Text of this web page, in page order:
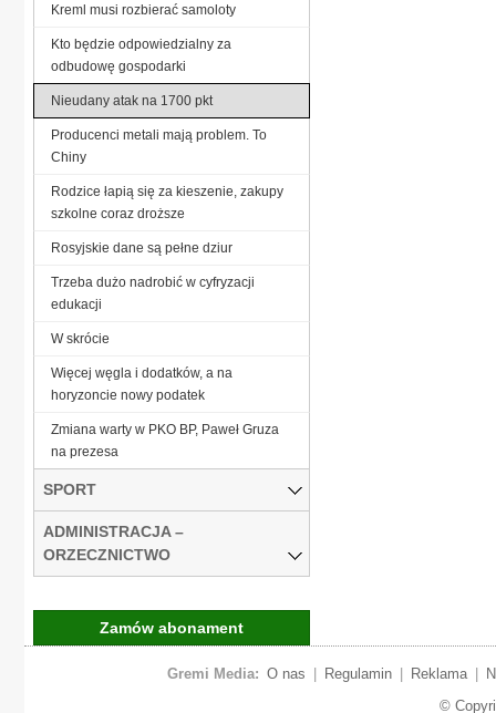
Kreml musi rozbierać samoloty
Kto będzie odpowiedzialny za
odbudowę gospodarki
Nieudany atak na 1700 pkt
Producenci metali mają problem. To
Chiny
Rodzice łapią się za kieszenie, zakupy
szkolne coraz droższe
Rosyjskie dane są pełne dziur
Trzeba dużo nadrobić w cyfryzacji
edukacji
W skrócie
Więcej węgla i dodatków, a na
horyzoncie nowy podatek
Zmiana warty w PKO BP, Paweł Gruza
na prezesa
SPORT
ADMINISTRACJA –
ORZECZNICTWO
Zamów abonament
Gremi Media: O nas Regulamin Reklama
©